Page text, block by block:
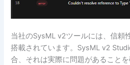
当社のSysML v2ツールには、信頼
搭載されています。SysML v2
合、それは実際に問題があること